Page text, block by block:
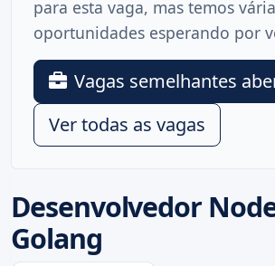
Desenvolvedor
Golang
para esta vaga, mas temos
oportunidades esperando por
Vagas semelhantes
Ver todas as vagas